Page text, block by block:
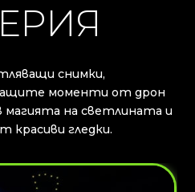
снимки,
моменти от дрон
на светлината и
красиви гледки.